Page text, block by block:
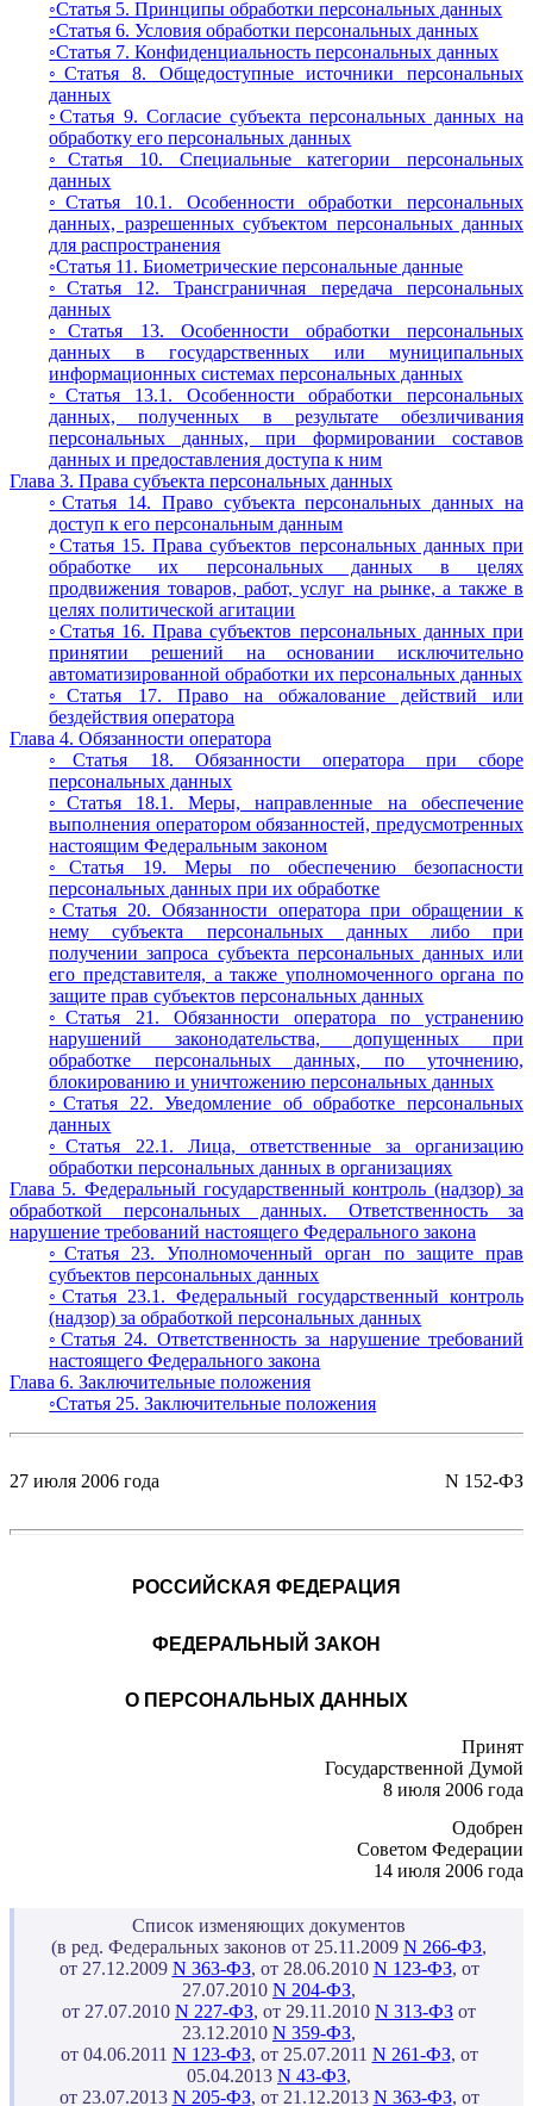
◦Статья 5. Принципы обработки персональных данных
◦Статья 6. Условия обработки персональных данных
◦Статья 7. Конфиденциальность персональных данных
◦Статья 8. Общедоступные источники персональных
данных
◦Статья 9. Согласие субъекта персональных данных на
обработку его персональных данных
◦Статья 10. Специальные категории персональных
данных
◦Статья 10.1. Особенности обработки персональных
данных, разрешенных субъектом персональных данных
для распространения
◦Статья 11. Биометрические персональные данные
◦Статья 12. Трансграничная передача персональных
данных
◦Статья 13. Особенности обработки персональных
данных в государственных или муниципальных
информационных системах персональных данных
◦Статья 13.1. Особенности обработки персональных
данных, полученных в результате обезличивания
персональных данных, при формировании составов
данных и предоставления доступа к ним
Глава 3. Права субъекта персональных данных
◦Статья 14. Право субъекта персональных данных на
доступ к его персональным данным
◦Статья 15. Права субъектов персональных данных при
обработке их персональных данных в целях
продвижения товаров, работ, услуг на рынке, а также в
целях политической агитации
◦Статья 16. Права субъектов персональных данных при
принятии решений на основании исключительно
автоматизированной обработки их персональных данных
◦Статья 17. Право на обжалование действий или
бездействия оператора
Глава 4. Обязанности оператора
◦Статья 18. Обязанности оператора при сборе
персональных данных
◦Статья 18.1. Меры, направленные на обеспечение
выполнения оператором обязанностей, предусмотренных
настоящим Федеральным законом
◦Статья 19. Меры по обеспечению безопасности
персональных данных при их обработке
◦Статья 20. Обязанности оператора при обращении к
нему субъекта персональных данных либо при
получении запроса субъекта персональных данных или
его представителя, а также уполномоченного органа по
защите прав субъектов персональных данных
◦Статья 21. Обязанности оператора по устранению
нарушений законодательства, допущенных при
обработке персональных данных, по уточнению,
блокированию и уничтожению персональных данных
◦Статья 22. Уведомление об обработке персональных
данных
◦Статья 22.1. Лица, ответственные за организацию
обработки персональных данных в организациях
Глава 5. Федеральный государственный контроль (надзор) за
обработкой персональных данных. Ответственность за
нарушение требований настоящего Федерального закона
◦Статья 23. Уполномоченный орган по защите прав
субъектов персональных данных
◦Статья 23.1. Федеральный государственный контроль
(надзор) за обработкой персональных данных
◦Статья 24. Ответственность за нарушение требований
настоящего Федерального закона
Глава 6. Заключительные положения
◦Статья 25. Заключительные положения
27 июля 2006 года N 152-ФЗ
РОССИЙСКАЯ ФЕДЕРАЦИЯ
ФЕДЕРАЛЬНЫЙ ЗАКОН
О ПЕРСОНАЛЬНЫХ ДАННЫХ
Принят
Государственной Думой
8 июля 2006 года
Одобрен
Советом Федерации
14 июля 2006 года
Список изменяющих документов
(в ред. Федеральных законов от 25.11.2009 N 266-ФЗ,
от 27.12.2009 N 363-ФЗ, от 28.06.2010 N 123-ФЗ, от
27.07.2010 N 204-ФЗ,
от 27.07.2010 N 227-ФЗ, от 29.11.2010 N 313-ФЗ от
23.12.2010 N 359-ФЗ,
от 04.06.2011 N 123-ФЗ, от 25.07.2011 N 261-ФЗ, от
05.04.2013 N 43-ФЗ,
от 23.07.2013 N 205-ФЗ, от 21.12.2013 N 363-ФЗ, от